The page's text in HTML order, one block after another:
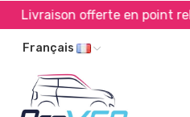
Livraison offerte en point
Français